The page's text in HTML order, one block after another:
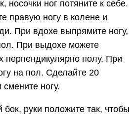
носочки ног потяните к себе.
правую ногу в колене и
При вдохе выпрямите ногу,
При выдохе можете
перпендикулярно полу. При
на пол. Сделайте 20
ногу.
руки положите так, чтобы